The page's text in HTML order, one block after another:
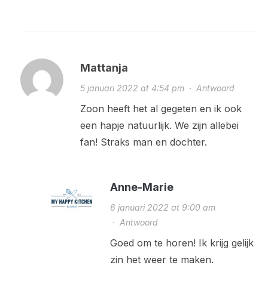
Mattanja
5 januari 2022 at 4:54 pm· Antwoord
Zoon heeft het al gegeten en ik ook
een hapje natuurlijk. We zijn allebei
fan! Straks man en dochter.
Anne-Marie
6 januari 2022 at 9:00 am
· Antwoord
Goed om te horen! Ik krijg gelijk
zin het weer te maken.